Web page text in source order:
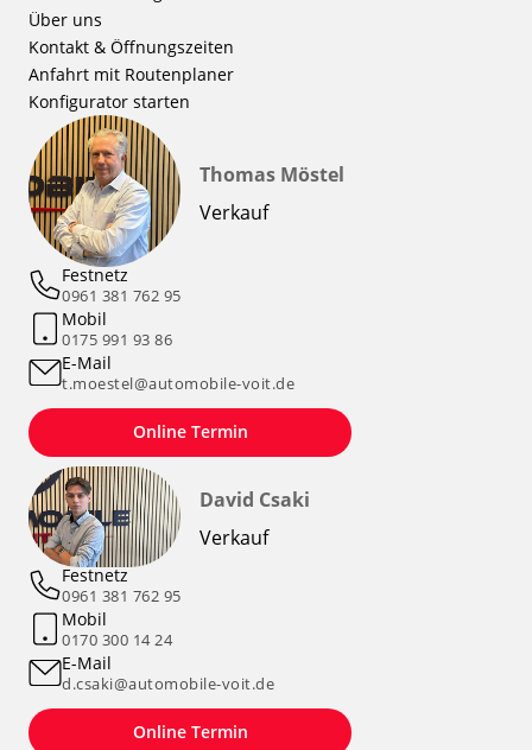
Über uns
Kontakt & Öffnungszeiten
Anfahrt mit Routenplaner
Konfigurator starten
Thomas Möstel
Verkauf
Festnetz
0961 381 762 95
Mobil
0175 991 93 86
E-Mail
t.moestel@automobile-voit.de
Online Termin
David Csaki
Verkauf
Festnetz
0961 381 762 95
Mobil
0170 300 14 24
E-Mail
d.csaki@automobile-voit.de
Online Termin